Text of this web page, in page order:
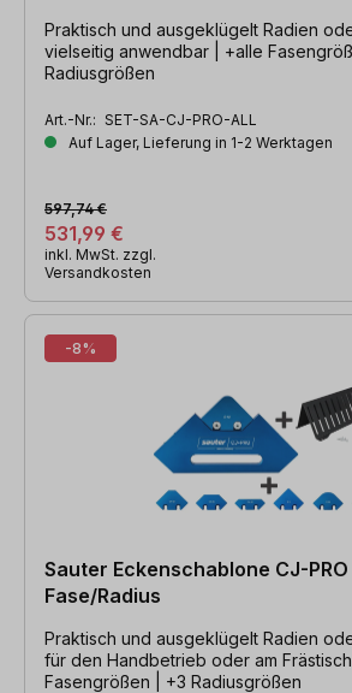
Praktisch und ausgeklügelt Radien
vielseitig anwendbar | +alle
Radiusgrößen
Art.-Nr.: SET-SA-CJ-PRO-ALL
Auf Lager, Lieferung in 1-2 Werktagen
531,99 €
597,74 €
inkl. MwSt. zzgl.
Versandkosten
-8%
Sauter Eckenschablone CJ-PRO
Fase/Radius
Praktisch und ausgeklügelt Radien
für den Handbetrieb oder am
Fasengrößen | +3 Radiusgrößen